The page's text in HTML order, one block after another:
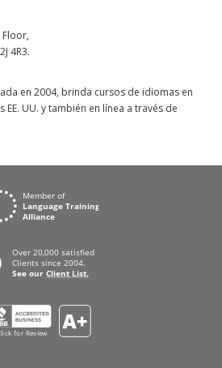
4R3.
en 2004, brinda cursos de idiomas en
UU. y también en línea a través de